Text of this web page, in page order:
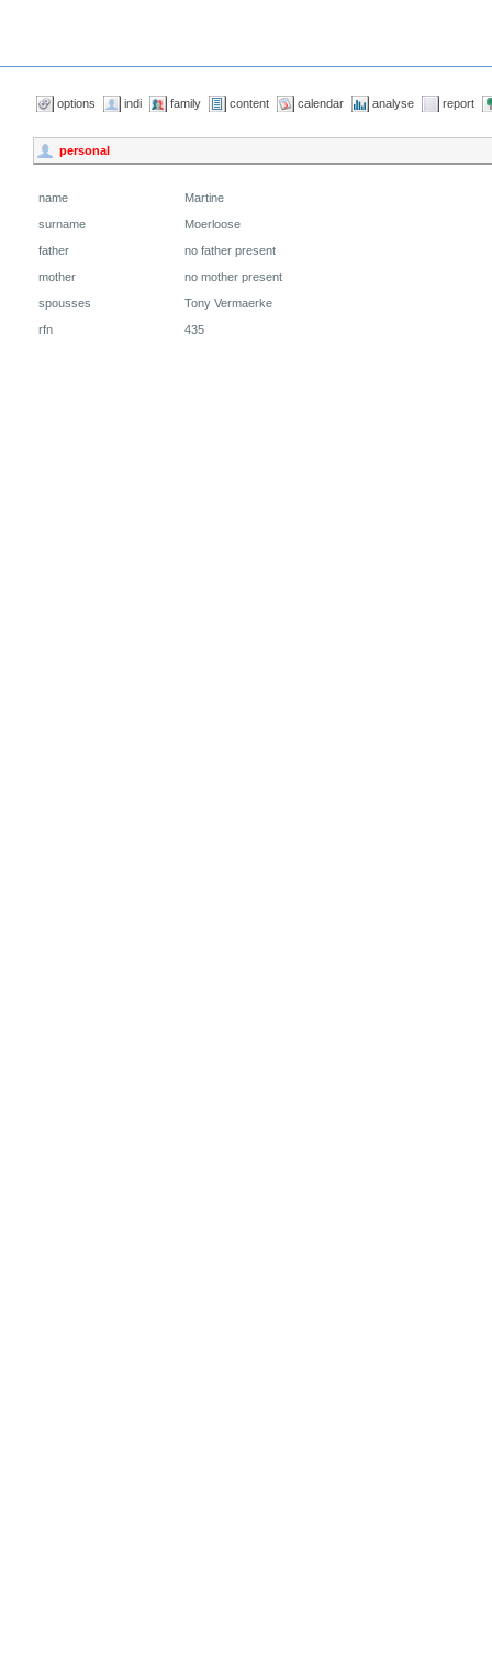
options indi family content calendar analyse report
personal
name
Martine
surname
Moerloose
father
no father present
mother
no mother present
spousses
Tony Vermaerke
rfn
435